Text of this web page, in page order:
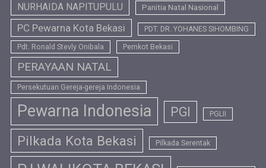
NURHAIDA NAPITUPULU Panitia Natal Nasional
PC Pewarna Kota Bekasi PDT. DR. YOHANES SIHOMBING
Pdt. Ronald Stevly Onibala Pemkot Bekasi
PERAYAAN NATAL
Persekutuan Gereja-gereja Indonesia
Pewarna Indonesia PGI PGLII
Pilkada Kota Bekasi Pilkada Serentak